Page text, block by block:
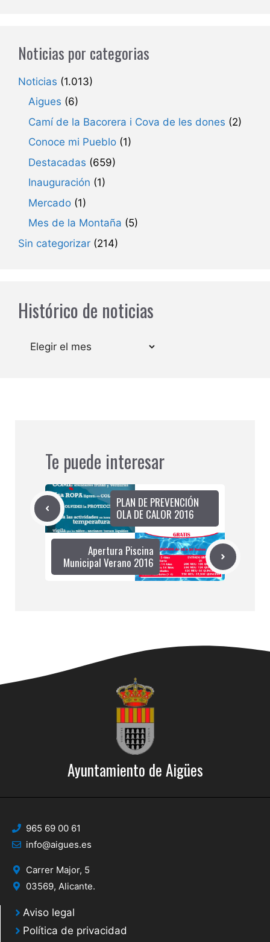
Noticias por categorias
Noticias (1.013)
Aigues (6)
Camí de la Bacorera i Cova de les dones (2)
Conoce mi Pueblo (1)
Destacadas (659)
Inauguración (1)
Mercado (1)
Mes de la Montaña (5)
Sin categorizar (214)
Histórico de noticias
Archivos
Te puede interesar
PLAN DE PREVENCIÓN
OLA DE CALOR 2016
Apertura Piscina
Municipal Verano 2016
Ayuntamiento de Aigües
965 69 00 61
info@aigues.es
Carrer Major, 5
03569, Alicante.
Aviso legal
Política de privacidad